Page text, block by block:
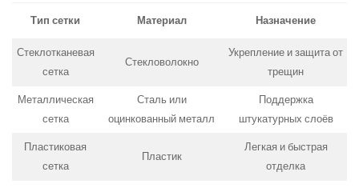
Тип сетки Материал Назначение
Стеклотканевая
сетка
Стекловолокно
Укрепление и защита от
трещин
Металлическая
сетка
Сталь или
оцинкованный металл
Поддержка
штукатурных слоёв
Пластиковая
сетка
Пластик
Легкая и быстрая
отделка